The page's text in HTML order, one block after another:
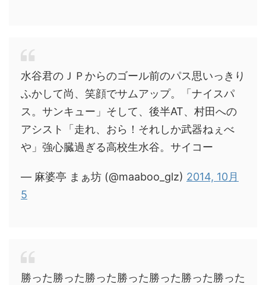
水谷君のＪＰからのゴール前のパス思いっきり
ふかして尚、笑顔でサムアップ。「ナイスパ
ス。サンキュー」そして、後半AT、村田への
アシスト「走れ、おら！それしか武器ねぇべ
や」強心臓過ぎる高校生水谷。サイコー
— 麻婆亭 まぁ坊 (@maaboo_glz) 2014, 10月
5
勝った勝った勝った勝った勝った勝った勝った